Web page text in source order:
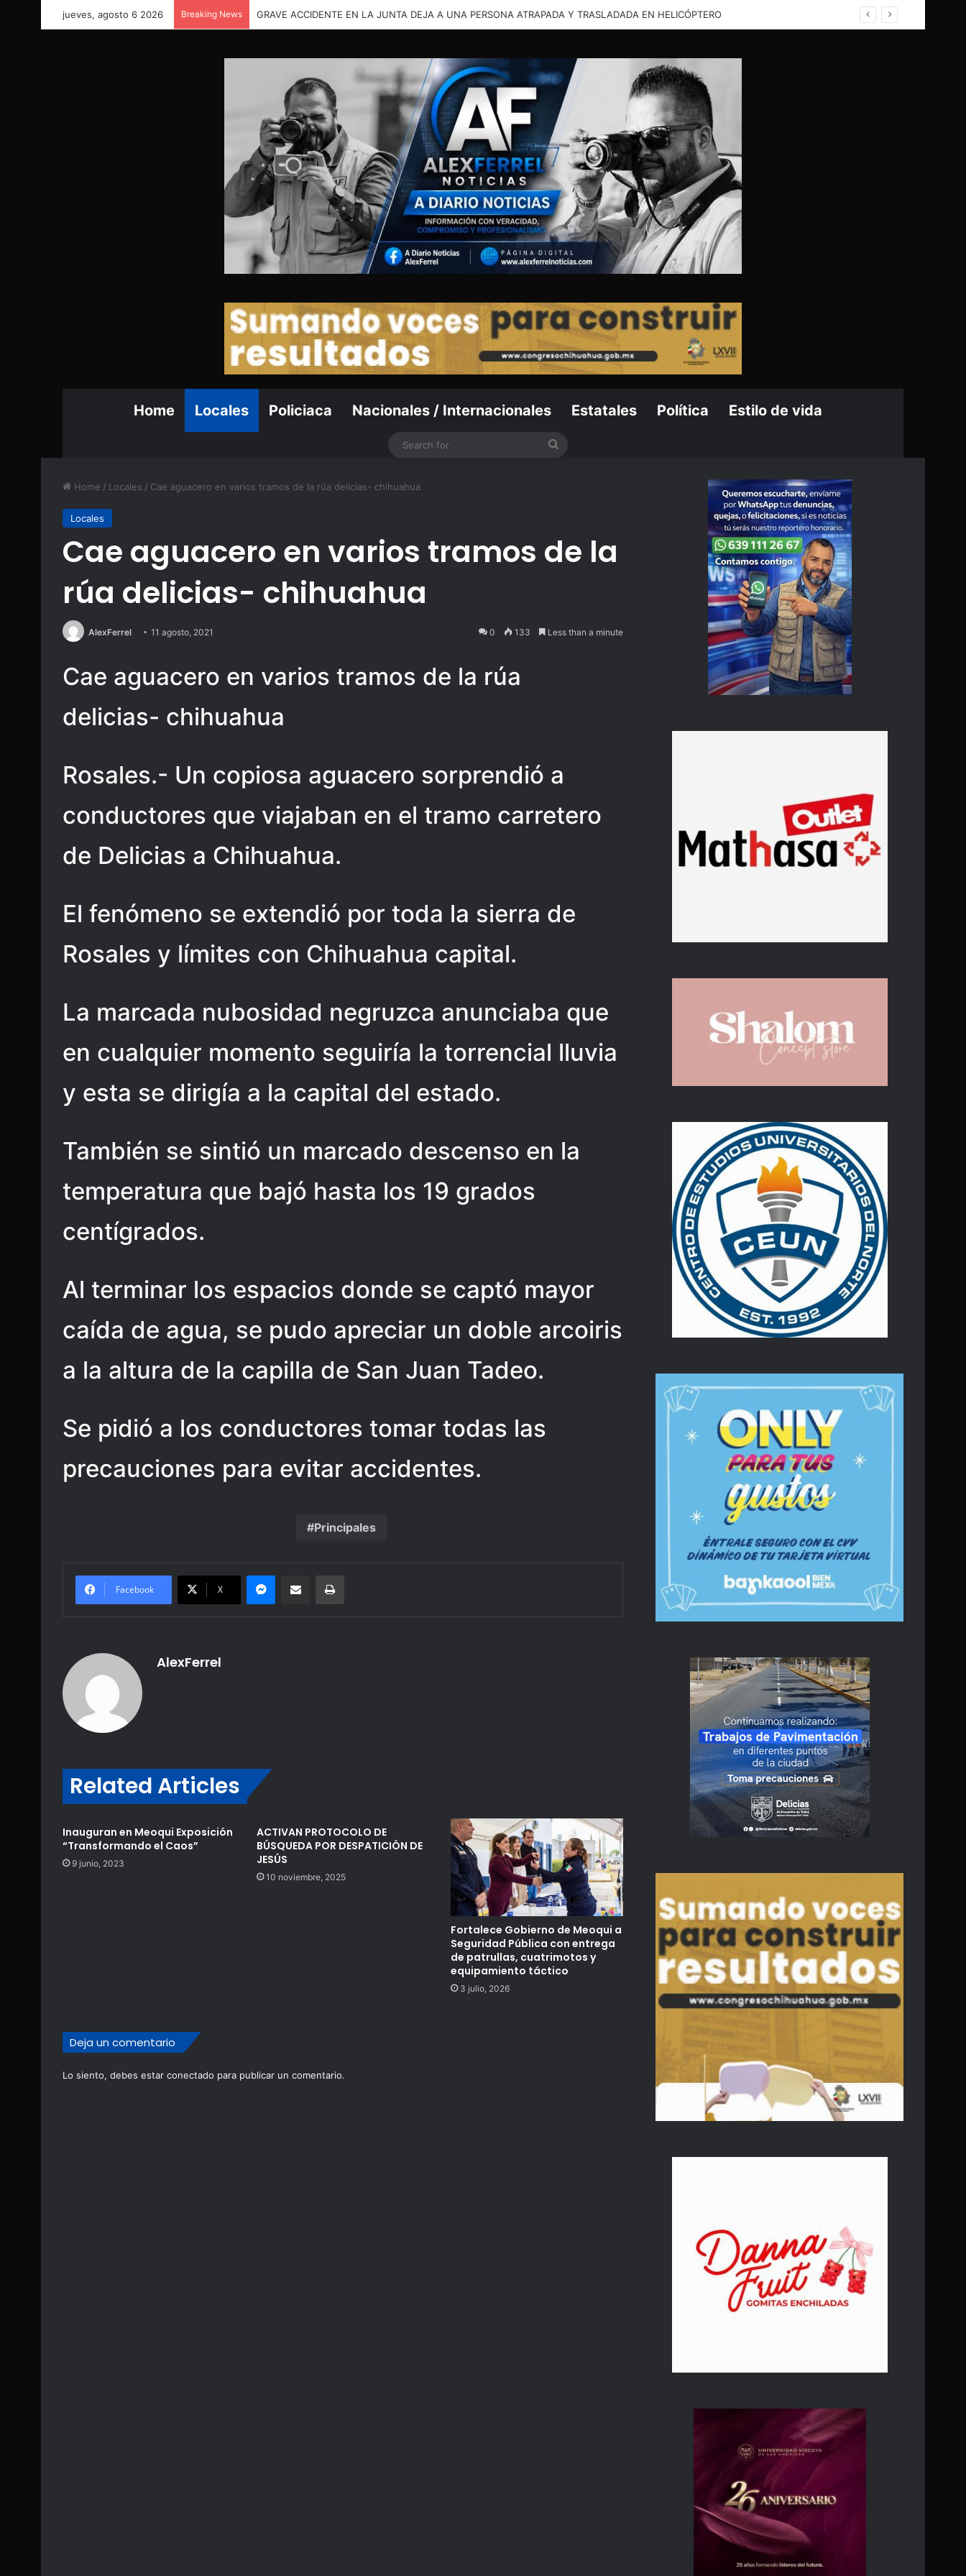
jueves, agosto 6 2026 Breaking News ALERTA EN MEXICALI: REPORTAN FUGA DE REO DEL CERESO; DESATAN FUERTE OPERATIVO
Home Locales Policiaca Nacionales / Internacionales Estatales Política Estilo de vida
Search
Home / Locales / Cae aguacero en varios tramos de la rúa delicias- chihuahua
Locales
Cae aguacero en varios tramos de la
rúa delicias- chihuahua
AlexFerrel 11 agosto, 2021 0 133 Less than a minute
Cae aguacero en varios tramos de la rúa
delicias- chihuahua
Rosales.- Un copiosa aguacero sorprendió a
conductores que viajaban en el tramo carretero
de Delicias a Chihuahua.
El fenómeno se extendió por toda la sierra de
Rosales y límites con Chihuahua capital.
La marcada nubosidad negruzca anunciaba que
en cualquier momento seguiría la torrencial lluvia
y esta se dirigía a la capital del estado.
También se sintió un marcado descenso en la
temperatura que bajó hasta los 19 grados
centígrados.
Al terminar los espacios donde se captó mayor
caída de agua, se pudo apreciar un doble arcoiris
a la altura de la capilla de San Juan Tadeo.
Se pidió a los conductores tomar todas las
precauciones para evitar accidentes.
Principales
Facebook X
Messenger
Share via Email Print
AlexFerrel
Related Articles
Inauguran en Meoqui Exposición
“Transformando el Caos”
9 junio, 2023
ACTIVAN PROTOCOLO DE
BÚSQUEDA POR DESPATICIÓN DE
JESÚS
10 noviembre, 2025
Fortalece Gobierno de Meoqui a
Seguridad Pública con entrega
de patrullas, cuatrimotos y
equipamiento táctico
3 julio, 2026
Deja un comentario
Lo siento, debes estar conectado para publicar un comentario.